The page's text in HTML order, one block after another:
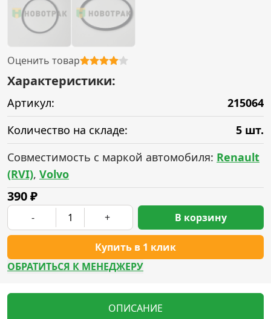
Оценить товар
Характеристики:
Артикул:
215064
Количество на складе:
5 шт.
Совместимость с маркой автомобиля: Renault
(RVI), Volvo
390₽
- +
Купить в 1 клик
В корзину
ОБРАТИТЬСЯ К МЕНЕДЖЕРУ
ОПИСАНИЕ